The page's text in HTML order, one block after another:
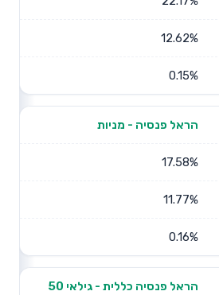
12.62%
0.15%
הראל פנסיה - מניות
17.58%
11.77%
0.16%
הראל פנסיה כללית - גילאי 50